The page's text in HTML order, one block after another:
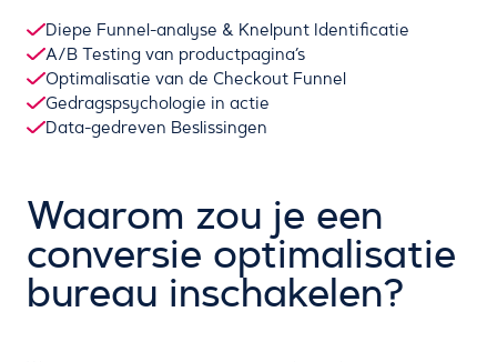
Diepe Funnel-analyse & Knelpunt Identificatie
A/B Testing van productpagina’s
Optimalisatie van de Checkout Funnel
Gedragspsychologie in actie
Data-gedreven Beslissingen
Waarom zou je een
conversie optimalisatie
bureau inschakelen?